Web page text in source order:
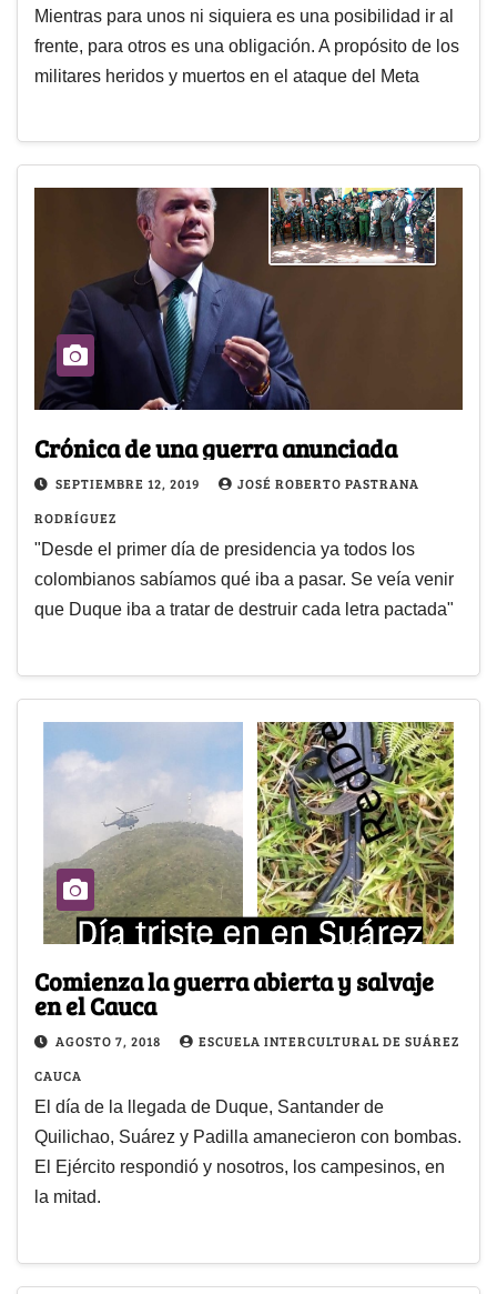
Mientras para unos ni siquiera es una posibilidad ir al
frente, para otros es una obligación. A propósito de los
militares heridos y muertos en el ataque del Meta
Crónica de una guerra anunciada
SEPTIEMBRE 12, 2019
JOSÉ ROBERTO PASTRANA
RODRÍGUEZ
"Desde el primer día de presidencia ya todos los
colombianos sabíamos qué iba a pasar. Se veía venir
que Duque iba a tratar de destruir cada letra pactada"
Comienza la guerra abierta y salvaje
en el Cauca
AGOSTO 7, 2018
ESCUELA INTERCULTURAL DE SUÁREZ
CAUCA
El día de la llegada de Duque, Santander de
Quilichao, Suárez y Padilla amanecieron con bombas.
El Ejército respondió y nosotros, los campesinos, en
la mitad.